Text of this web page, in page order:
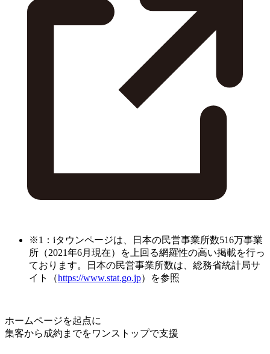
※1：iタウンページは、日本の民営事業所数516万事業
所（2021年6月現在）を上回る網羅性の高い掲載を行っ
ております。日本の民営事業所数は、総務省統計局サ
イト（https://www.stat.go.jp）を参照
ホームページを起点に
集客から成約までをワンストップで支援